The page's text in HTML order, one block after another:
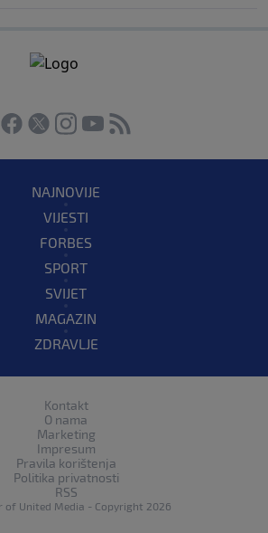
NAJNOVIJE
VIJESTI
FORBES
SPORT
SVIJET
MAGAZIN
ZDRAVLJE
Kontakt
O nama
Marketing
Impresum
Pravila korištenja
Politika privatnosti
RSS
of United Media - Copyright 2026